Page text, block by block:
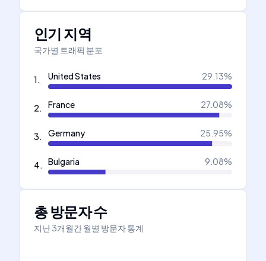
인기 지역
국가별 트래픽 분포
1. United States 29.13%
2. France 27.08%
3. Germany 25.95%
4. Bulgaria 9.08%
총 방문자 수
지난 3개월간 월별 방문자 통계